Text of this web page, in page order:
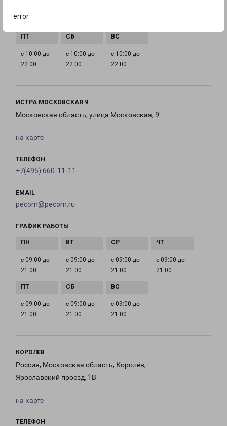
error22:00
с 10:00 до
22:00
с 10:00 до
22:00
с 10:00 до
22:00
ИСТРА МОСКОВСКАЯ 9
Московская область, улица Московская, 9
на карте
ТЕЛЕФОН
+7(495) 660-11-11
EMAIL
pecom@pecom.ru
ГРАФИК РАБОТЫ
с 09:00 до
21:00
с 09:00 до
21:00
с 09:00 до
21:00
с 09:00 до
21:00
с 09:00 до
21:00
с 09:00 до
21:00
с 09:00 до
21:00
КОРОЛЕВ
Россия, Московская область, Королёв,
Ярославский проезд, 1В
на карте
ТЕЛЕФОН